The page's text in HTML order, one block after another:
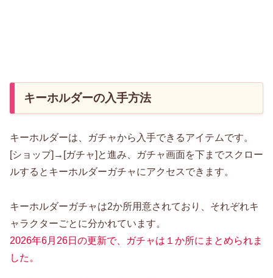
キーホルダーの入手方法
キーホルダーは、ガチャから入手できるアイテムです。
[ショップ]→[ガチャ]と進み、ガチャ画面を下までスクロー
ルするとキーホルダーガチャにアクセスできます。
キーホルダーガチャは2か所用意されており、それぞれキ
ャラクターごとに分かれています。
2026年6月26日の更新で、ガチャは１か所にまとめられま
した。